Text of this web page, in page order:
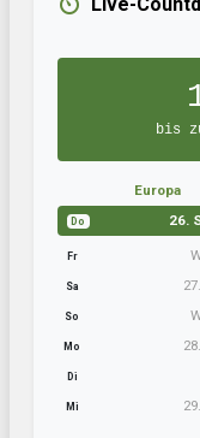
bis
Europa
Do 26.
Fr
Sa
So
Mo
Di
Mi